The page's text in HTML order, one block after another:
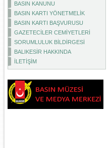
BASIN KANUNU
BASIN KARTI YÖNETMELİK
BASIN KARTI BAŞVURUSU
GAZETECİLER CEMİYETLERİ
SORUMLULUK BİLDİRGESİ
BALIKESİR HAKKINDA
İLETİŞİM